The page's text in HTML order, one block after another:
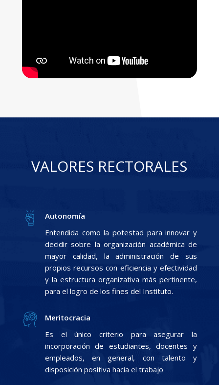
VALORES RECTORALES
Autonomía
Entendida como la potestad para innovar y
decidir sobre la organización académica de
mayor calidad, la administración de sus
propios recursos con eficiencia y efectividad
y la estructura organizativa más pertinente,
para el logro de los fines del Instituto.
Meritocracia
Es el único criterio para asegurar la
incorporación de estudiantes, docentes y
empleados, en general, con talento y
disposición positiva hacia el trabajo